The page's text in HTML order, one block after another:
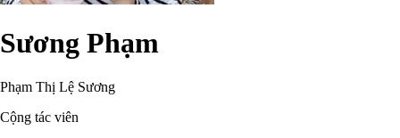
Sương Phạm
Phạm Thị Lệ Sương
Cộng tác viên